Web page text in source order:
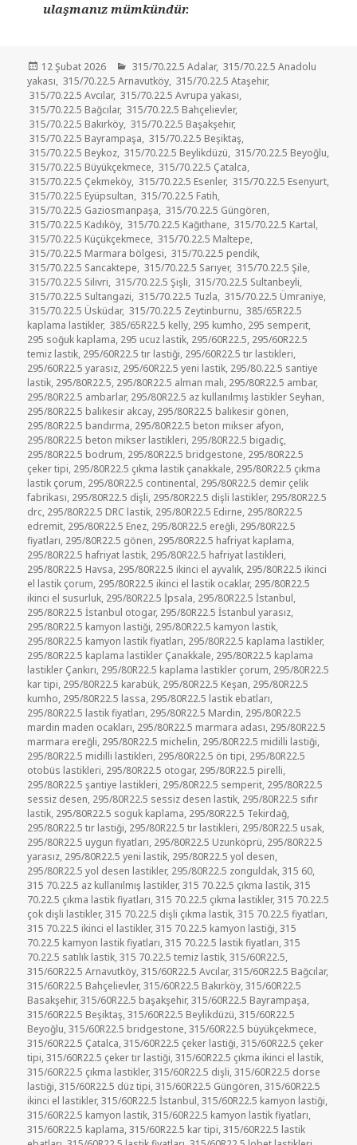
ulaşmanız mümkündür.
Yayın
tarihi
12 Şubat 2026 Kategoriler
315/70.22.5 Adalar, 315/70.22.5 Anadolu
yakası, 315/70.22.5 Arnavutköy, 315/70.22.5 Ataşehir,
315/70.22.5 Avcılar, 315/70.22.5 Avrupa yakası,
315/70.22.5 Bağcılar, 315/70.22.5 Bahçelievler,
315/70.22.5 Bakırköy, 315/70.22.5 Başakşehir,
315/70.22.5 Bayrampaşa, 315/70.22.5 Beşiktaş,
315/70.22.5 Beykoz, 315/70.22.5 Beylikdüzü, 315/70.22.5 Beyoğlu,
315/70.22.5 Büyükçekmece, 315/70.22.5 Çatalca,
315/70.22.5 Çekmeköy, 315/70.22.5 Esenler, 315/70.22.5 Esenyurt,
315/70.22.5 Eyüpsultan, 315/70.22.5 Fatih,
315/70.22.5 Gaziosmanpaşa, 315/70.22.5 Güngören,
315/70.22.5 Kadıköy, 315/70.22.5 Kağıthane, 315/70.22.5 Kartal,
315/70.22.5 Küçükçekmece, 315/70.22.5 Maltepe,
315/70.22.5 Marmara bölgesi, 315/70.22.5 pendik,
315/70.22.5 Sancaktepe, 315/70.22.5 Sarıyer, 315/70.22.5 Şile,
315/70.22.5 Silivri, 315/70.22.5 Şişli, 315/70.22.5 Sultanbeyli,
315/70.22.5 Sultangazi, 315/70.22.5 Tuzla, 315/70.22.5 Ümraniye,
315/70.22.5 Üsküdar, 315/70.22.5 Zeytinburnu, 385/65R22.5
kaplama lastikler, 385/65R22.5 kelly, 295 kumho, 295 semperit,
295 soğuk kaplama, 295 ucuz lastik, 295/60R22.5, 295/60R22.5
temiz lastik, 295/60R22.5 tır lastiği, 295/60R22.5 tır lastikleri,
295/60R22.5 yarasız, 295/60R22.5 yeni lastik, 295/80.22.5 santiye
lastik, 295/80R22.5, 295/80R22.5 alman malı, 295/80R22.5 ambar,
295/80R22.5 ambarlar, 295/80R22.5 az kullanılmış lastikler Seyhan,
295/80R22.5 balıkesir akcay, 295/80R22.5 balıkesir gönen,
295/80R22.5 bandırma, 295/80R22.5 beton mikser afyon,
295/80R22.5 beton mikser lastikleri, 295/80R22.5 bigadiç,
295/80R22.5 bodrum, 295/80R22.5 bridgestone, 295/80R22.5
çeker tipi, 295/80R22.5 çıkma lastik çanakkale, 295/80R22.5 çıkma
lastik çorum, 295/80R22.5 continental, 295/80R22.5 demir çelik
fabrikası, 295/80R22.5 dişli, 295/80R22.5 dişli lastikler, 295/80R22.5
drc, 295/80R22.5 DRC lastik, 295/80R22.5 Edirne, 295/80R22.5
edremit, 295/80R22.5 Enez, 295/80R22.5 ereğli, 295/80R22.5
fiyatları, 295/80R22.5 gönen, 295/80R22.5 hafriyat kaplama,
295/80R22.5 hafriyat lastik, 295/80R22.5 hafriyat lastikleri,
295/80R22.5 Havsa, 295/80R22.5 ikinci el ayvalık, 295/80R22.5 ikinci
el lastik çorum, 295/80R22.5 ikinci el lastik ocaklar, 295/80R22.5
ikinci el susurluk, 295/80R22.5 İpsala, 295/80R22.5 İstanbul,
295/80R22.5 İstanbul otogar, 295/80R22.5 İstanbul yarasız,
295/80R22.5 kamyon lastiği, 295/80R22.5 kamyon lastik,
295/80R22.5 kamyon lastik fiyatları, 295/80R22.5 kaplama lastikler,
295/80R22.5 kaplama lastikler Çanakkale, 295/80R22.5 kaplama
lastikler Çankırı, 295/80R22.5 kaplama lastikler çorum, 295/80R22.5
kar tipi, 295/80R22.5 karabük, 295/80R22.5 Keşan, 295/80R22.5
kumho, 295/80R22.5 lassa, 295/80R22.5 lastik ebatları,
295/80R22.5 lastik fiyatları, 295/80R22.5 Mardin, 295/80R22.5
mardin maden ocakları, 295/80R22.5 marmara adası, 295/80R22.5
marmara ereğli, 295/80R22.5 michelin, 295/80R22.5 midilli lastiği,
295/80R22.5 midilli lastikleri, 295/80R22.5 ön tipi, 295/80R22.5
otobüs lastikleri, 295/80R22.5 otogar, 295/80R22.5 pirelli,
295/80R22.5 şantiye lastikleri, 295/80R22.5 semperit, 295/80R22.5
sessiz desen, 295/80R22.5 sessiz desen lastik, 295/80R22.5 sıfır
lastik, 295/80R22.5 soguk kaplama, 295/80R22.5 Tekirdağ,
295/80R22.5 tır lastiği, 295/80R22.5 tır lastikleri, 295/80R22.5 usak,
295/80R22.5 uygun fiyatları, 295/80R22.5 Uzunköprü, 295/80R22.5
yarasız, 295/80R22.5 yeni lastik, 295/80R22.5 yol desen,
295/80R22.5 yol desen lastikler, 295/80R22.5 zonguldak,315 60,
315 70.22.5 az kullanılmış lastikler,315 70.22.5 çıkma lastik,315
70.22.5 çıkma lastik fiyatları,315 70.22.5 çıkma lastikler,315 70.22.5
çok dişli lastikler,315 70.22.5 dişli çıkma lastik,315 70.22.5 fiyatları,
315 70.22.5 ikinci el lastikler,315 70.22.5 kamyon lastiği,315
70.22.5 kamyon lastik fiyatları,315 70.22.5 lastik fiyatları,315
70.22.5 satılık lastik,315 70.22.5 temiz lastik,315/60R22.5,
315/60R22.5 Arnavutköy,315/60R22.5 Avcılar,315/60R22.5 Bağcılar,
315/60R22.5 Bahçelievler,315/60R22.5 Bakırköy,315/60R22.5
Basakşehir,315/60R22.5 başakşehir,315/60R22.5 Bayrampaşa,
315/60R22.5 Beşiktaş,315/60R22.5 Beylikdüzü,315/60R22.5
Beyoğlu,315/60R22.5 bridgestone,315/60R22.5 büyükçekmece,
315/60R22.5 Çatalca,315/60R22.5 çeker lastiği,315/60R22.5 çeker
tipi,315/60R22.5 çeker tır lastiği,315/60R22.5 çıkma ikinci el lastik,
315/60R22.5 çıkma lastikler,315/60R22.5 dişli,315/60R22.5 dorse
lastiği,315/60R22.5 düz tipi,315/60R22.5 Güngören,315/60R22.5
ikinci el lastikler,315/60R22.5 İstanbul,315/60R22.5 kamyon lastiği,
315/60R22.5 kamyon lastik,315/60R22.5 kamyon lastik fiyatları,
315/60R22.5 kaplama,315/60R22.5 kar tipi,315/60R22.5 lastik